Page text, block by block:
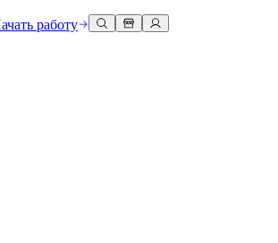
игры для любой платформы
вносите изменения с вашей командой
3D проекты в реальном времени
средах
3D опыты
проблем
функций
события
бесплатно
своей команды с тренерами Unity
раньше
успеха с Unity
быстрее с помощью экспертов
вопросы
командой
работу